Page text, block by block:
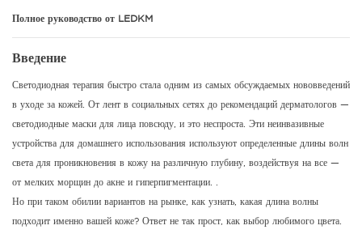
Полное руководство от LEDKM
Введение
Светодиодная терапия быстро стала одним из самых обсуждаемых нововведений
в уходе за кожей. От лент в социальных сетях до рекомендаций дерматологов —
светодиодные маски для лица повсюду, и это неспроста. Эти неинвазивные
устройства для домашнего использования используют определенные длины волн
света для проникновения в кожу на различную глубину, воздействуя на все —
от мелких морщин до акне и гиперпигментации. .
Но при таком обилии вариантов на рынке, как узнать, какая длина волны
подходит именно вашей коже? Ответ не так прост, как выбор любимого цвета.